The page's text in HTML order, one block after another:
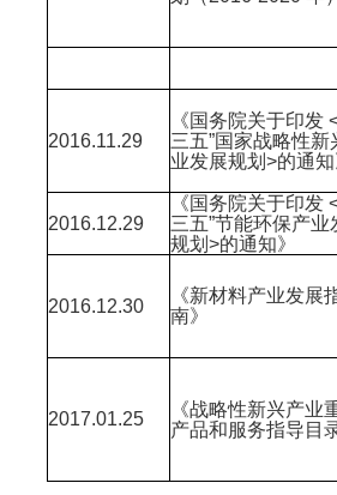
2016.11.29
《国务院关于印发
三五”国家战略性新
业发展规划 >的通知
2016.12.29
《国务院关于印发
三五”节能环保产业
规划 >的通知》
2016.12.30
《新材料产业发展
南》
2017.01.25
《战略性新兴产业
产品和服务指导目